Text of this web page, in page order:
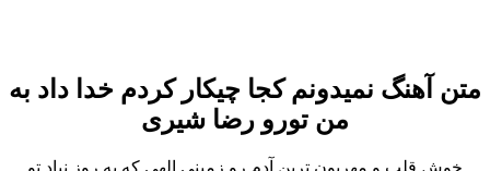
متن آهنگ نمیدونم کجا چیکار کردم خدا داد به
من تورو رضا شیری
خوش قلب و مهربون ترین آدم رو زمینی الهی که یه روز نیاد تو